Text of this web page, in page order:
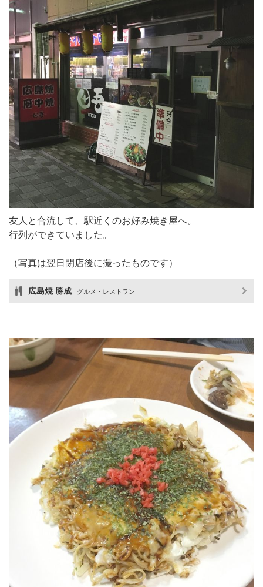
友人と合流して、駅近くのお好み焼き屋へ。
行列ができていました。
（写真は翌日閉店後に撮ったものです）
広島焼 勝成 グルメ・レストラン